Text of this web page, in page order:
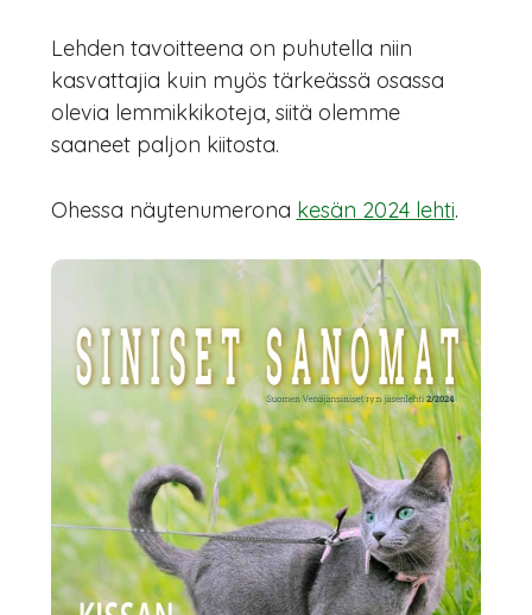
Lehden tavoitteena on puhutella niin
kasvattajia kuin myös tärkeässä osassa
olevia lemmikkikoteja, siitä olemme
saaneet paljon kiitosta.
Ohessa näytenumerona kesän 2024 lehti.